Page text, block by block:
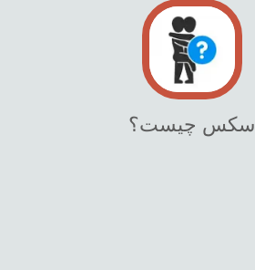
سکس چیست؟